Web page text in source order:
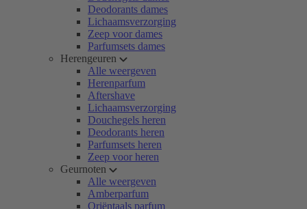
Deodorants dames
Lichaamsverzorging
Zeep voor dames
Parfumsets dames
Herengeuren
Alle weergeven
Herenparfum
Aftershave
Lichaamsverzorging
Douchegels heren
Deodorants heren
Parfumsets heren
Zeep voor heren
Geurnoten
Alle weergeven
Amberparfum
Oriëntaals parfum